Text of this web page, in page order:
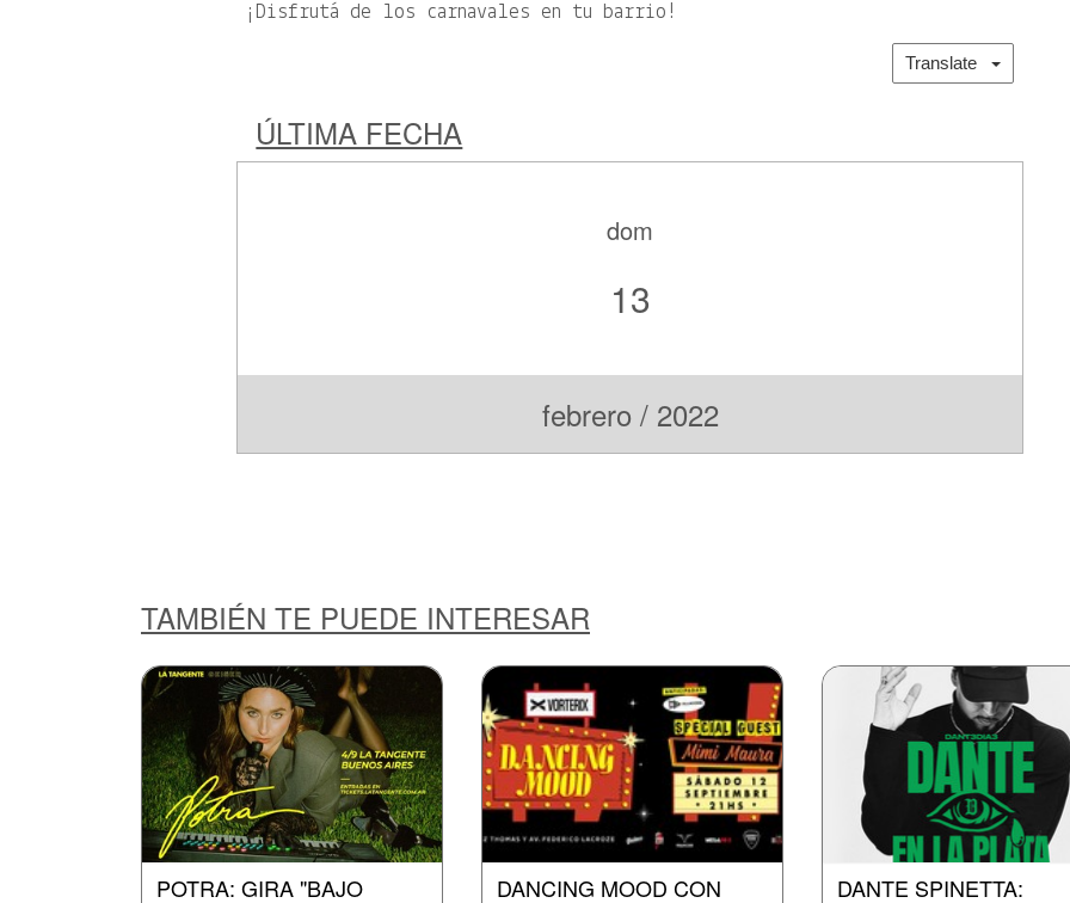
¡Disfrutá de los carnavales en tu barrio!
Translate
ÚLTIMA FECHA
dom
13
febrero / 2022
TAMBIÉN TE PUEDE INTERESAR
POTRA: GIRA "BAJO DANCING MOOD CON DANTE SPINETTA: